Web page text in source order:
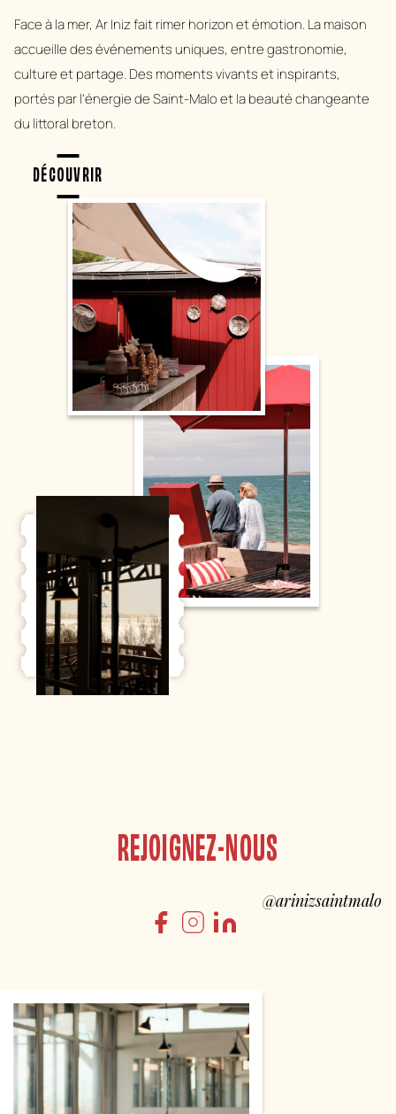
Face à la mer, Ar Iniz fait rimer horizon et émotion. La maison
accueille des événements uniques, entre gastronomie,
culture et partage. Des moments vivants et inspirants,
portés par l’énergie de Saint-Malo et la beauté changeante
du littoral breton.
DÉCOUVRIR
REJOIGNEZ-NOUS
@arinizsaintmalo